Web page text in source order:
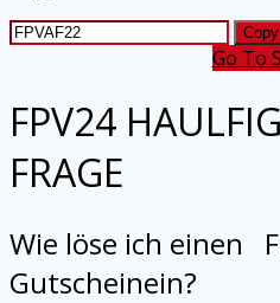
Copy
Go To
FPV24
FRAGE
Wie löse ich einen
Gutscheinein?